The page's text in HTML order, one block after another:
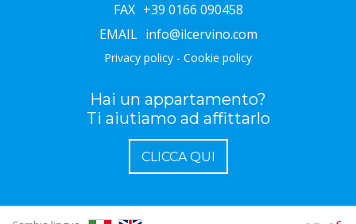
FAX +39 0166 090458
EMAIL info@ilcervino.com
Privacy policy - Cookie policy
Hai un appartamento?
Ti aiutiamo ad affittarlo
CLICCA QUI